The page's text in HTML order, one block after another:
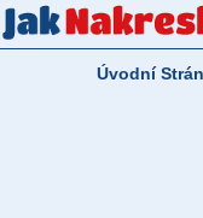
Úvodní